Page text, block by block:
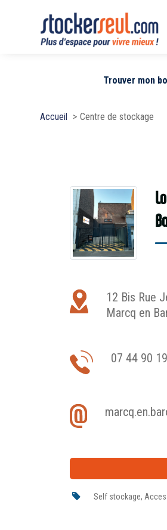
Trouver mon
Accueil Centre de stockage
Location de box de stockage à Marcq en
12 Bis Rue
Marcq en
07 44 90
Self stockage,